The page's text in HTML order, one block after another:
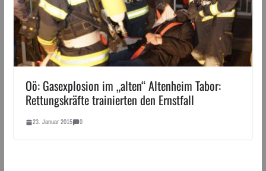
Oö: Gasexplosion im „alten“ Altenheim Tabor:
Rettungskräfte trainierten den Ernstfall
23. Januar 2015 0